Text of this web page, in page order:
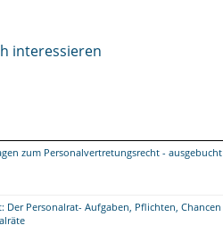
interessieren
zum Personalvertretungsrecht - ausgebucht
Der Personalrat- Aufgaben, Pflichten, Chancen